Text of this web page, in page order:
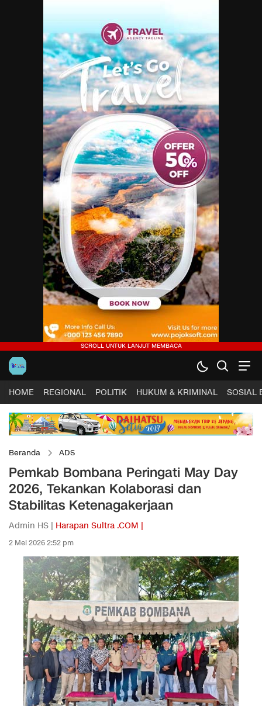
HOME REGIONAL POLITIK HUKUM & KRIMINAL SOSIAL
Beranda ADS
Pemkab Bombana Peringati May Day
2026, Tekankan Kolaborasi dan
Stabilitas Ketenagakerjaan
Admin HS | Harapan Sultra .COM |
2 Mei 2026 2:52 pm